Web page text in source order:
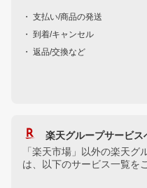
・ 支払い/商品の発送
・ 到着/キャンセル
・ 返品/交換など
楽天グループサービス
「楽天市場」以外の楽天グ
は、以下のサービス一覧を